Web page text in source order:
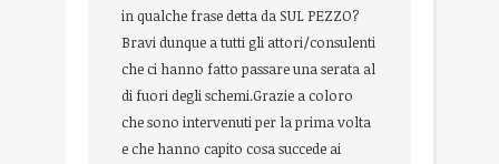
in qualche frase detta da SUL PEZZO?
Bravi dunque a tutti gli attori/consulenti
che ci hanno fatto passare una serata al
di fuori degli schemi.Grazie a coloro
che sono intervenuti per la prima volta
e che hanno capito cosa succede ai